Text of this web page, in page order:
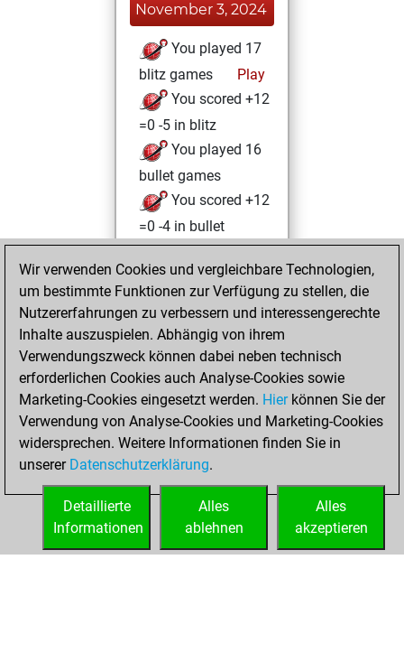
November 3, 2024
You played 17
blitz games
Play
You scored +12
=0 -5 in blitz
You played 16
bullet games
You scored +12
=0 -4 in bullet
Samstag,
Oktober 19, 2024
You won
against Fritz
Fritz
You achieved a
BeautyScore of 53
You achieved a
new Elo of 1640
You created
your Fritz account
Wir verwenden Cookies und vergleichbare Technologien,
um bestimmte Funktionen zur Verfügung zu stellen, die
Nutzererfahrungen zu verbessern und interessengerechte
Inhalte auszuspielen. Abhängig von ihrem
Verwendungszweck können dabei neben technisch
erforderlichen Cookies auch Analyse-Cookies sowie
Marketing-Cookies eingesetzt werden. Hierkönnen Sie der
Verwendung von Analyse-Cookies und Marketing-Cookies
widersprechen. Weitere Informationen finden Sie in
unserer Datenschutzerklärung.
Alles
akzeptieren
Alles
ablehnen
Detaillierte
Informationen